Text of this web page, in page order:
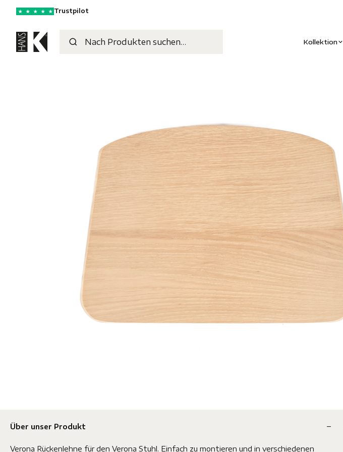
★ ★ ★ ★ ★ Trustpilot
Kollektion
Über unser Produkt
Verona Rückenlehne für den Verona Stuhl. Einfach zu montieren und in verschiedenen